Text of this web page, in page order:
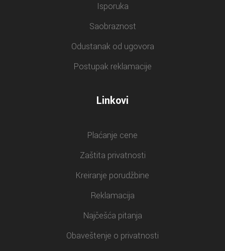
Isporuka
Saobraznost
Odustanak od ugovora
Postupak reklamacije
Linkovi
Plaćanje cene
Zaštita privatnosti
Kreiranje porudžbine
Reklamacija
Najčešća pitanja
Obaveštenje o privatnosti